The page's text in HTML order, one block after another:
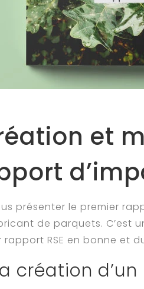
et
présenter le premier
de parquets. C’est
RSE en bonne et
création